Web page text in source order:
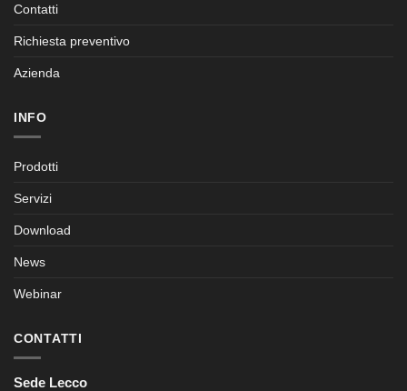
Contatti
Richiesta preventivo
Azienda
INFO
Prodotti
Servizi
Download
News
Webinar
CONTATTI
Sede Lecco